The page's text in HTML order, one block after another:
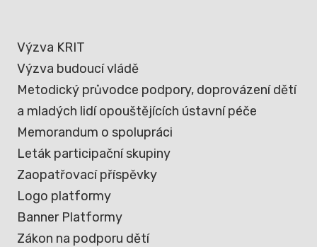
Výzva KRIT
Výzva budoucí vládě
Metodický průvodce podpory, doprovázení dětí
a mladých lidí opouštějících ústavní péče
Memorandum o spolupráci
Leták participační skupiny
Zaopatřovací příspěvky
Logo platformy
Banner Platformy
Zákon na podporu dětí